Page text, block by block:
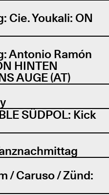
Cie. Youkali: ON
Antonio Ramón
HINTEN
AUGE (AT)
SÜDPOL: Kick
/ Caruso / Zünd: